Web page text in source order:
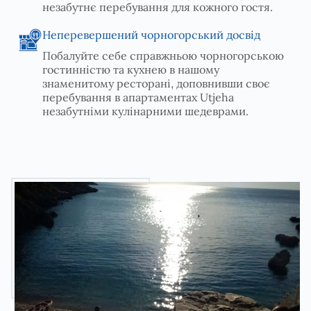
незабутнє перебування для кожного гостя.
Неперевершений чорногорський досвід
Побалуйте себе справжньою чорногорською
гостинністю та кухнею в нашому
знаменитому ресторані, доповнивши своє
перебування в апартаментах Utjeha
незабутніми кулінарними шедеврами.